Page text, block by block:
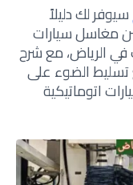
سيوفر لك دليلاً
مغاسل سيارات
الرياض، مع شرح
الضوء على
اتوماتيكية